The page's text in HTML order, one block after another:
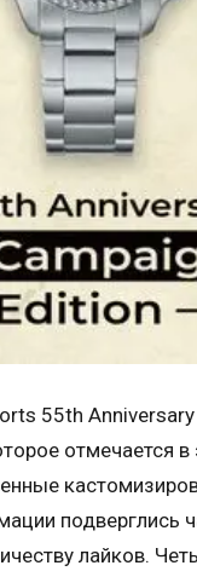
55th
отмечается
подверглись
лайков.